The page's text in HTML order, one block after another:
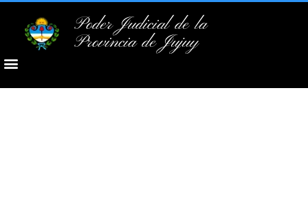
Poder Judicial de la
Provincia de Jujuy